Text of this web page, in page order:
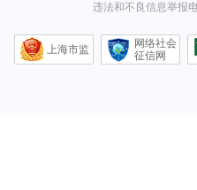
违法和不良信息举报
上海市监
网络社会
征信网